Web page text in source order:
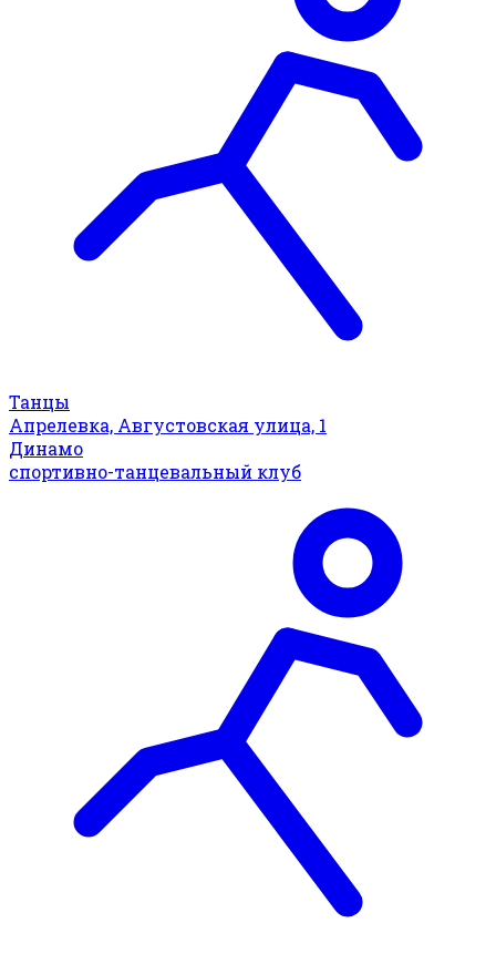
Танцы
Апрелевка, Августовская улица, 1
Динамо
спортивно-танцевальный клуб